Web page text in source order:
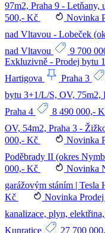
97m2, Praha 9 - Letňany,
500,- Kč
Novinka
nad Vltavou - Lobeček
nad Vltavou
9 700
Exkluzivně - Prodej bytu
Hartigova
Praha 3
bytu 3+1/L/S, OV, 75m2,
Praha 4
8 490 000,-
OV, 54m2, Praha 3 -
000,- Kč
Novinka
Poděbrady II (okres
000,- Kč
Novinka
garážovým stáním | Tesla
Kč
Novinka
kanalizace, plyn,
Kunratice
27 700